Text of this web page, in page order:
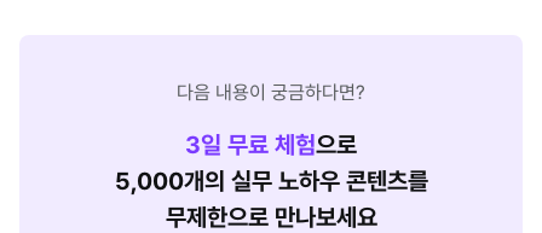
다음 내용이 궁금하다면?
3일 무료 체험으로
5,000개의 실무 노하우 콘텐츠를
무제한으로 만나보세요